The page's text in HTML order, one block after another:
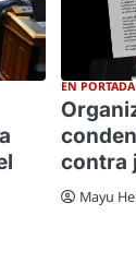
EN PORTADA
contra
Mayu